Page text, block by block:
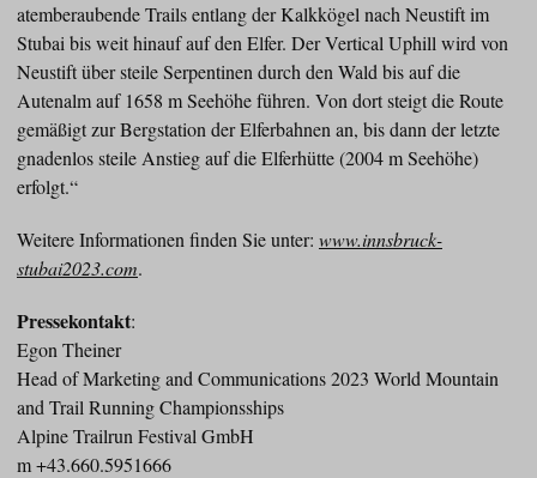
atemberaubende Trails entlang der Kalkkögel nach Neustift im
Stubai bis weit hinauf auf den Elfer. Der Vertical Uphill wird von
Neustift über steile Serpentinen durch den Wald bis auf die
Autenalm auf 1658 m Seehöhe führen. Von dort steigt die Route
gemäßigt zur Bergstation der Elferbahnen an, bis dann der letzte
gnadenlos steile Anstieg auf die Elferhütte (2004 m Seehöhe)
erfolgt.“
Weitere Informationen finden Sie unter: www.innsbruck-
stubai2023.com.
Pressekontakt:
Egon Theiner
Head of Marketing and Communications 2023 World Mountain
and Trail Running Championsships
Alpine Trailrun Festival GmbH
m +43.660.5951666